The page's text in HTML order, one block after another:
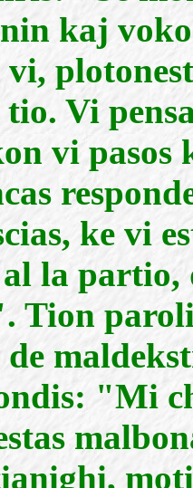
kaj
Vi
vi pasos
ke vi
la partio,
Tion
de
"Mi